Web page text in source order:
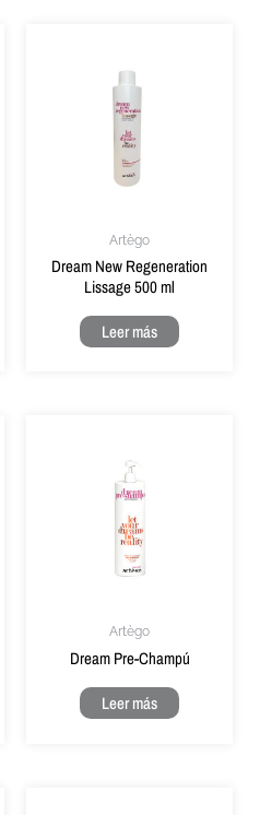
Artègo
Dream New Regeneration
Lissage 500 ml
Leer más
Artègo
Dream Pre-Champú
Leer más